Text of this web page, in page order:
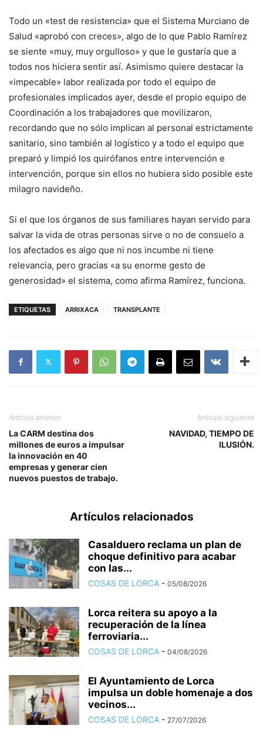
Todo un «test de resistencia» que el Sistema Murciano de
Salud «aprobó con creces», algo de lo que Pablo Ramírez
se siente «muy, muy orgulloso» y que le gustaría que a
todos nos hiciera sentir así. Asimismo quiere destacar la
«impecable» labor realizada por todo el equipo de
profesionales implicados ayer, desde el propio equipo de
Coordinación a los trabajadores que movilizaron,
recordando que no sólo implican al personal estrictamente
sanitario, sino también al logístico y a todo el equipo que
preparó y limpió los quirófanos entre intervención e
intervención, porque sin ellos no hubiera sido posible este
milagro navideño.
Si el que los órganos de sus familiares hayan servido para
salvar la vida de otras personas sirve o no de consuelo a
los afectados es algo que ni nos incumbe ni tiene
relevancia, pero gracias «a su enorme gesto de
generosidad» el sistema, como afirma Ramírez, funciona.
ETIQUETAS ARRIXACA TRANSPLANTE
Artículo anterior
La CARM destina dos
millones de euros a impulsar
la innovación en 40
empresas y generar cien
nuevos puestos de trabajo.
Artículo siguiente
NAVIDAD, TIEMPO DE
ILUSIÓN.
Artículos relacionados
Casalduero reclama un plan de
choque definitivo para acabar
con las...
COSAS DE LORCA - 05/08/2026
Lorca reitera su apoyo a la
recuperación de la línea
ferroviaria...
COSAS DE LORCA - 04/08/2026
El Ayuntamiento de Lorca
impulsa un doble homenaje a dos
vecinos...
COSAS DE LORCA - 27/07/2026